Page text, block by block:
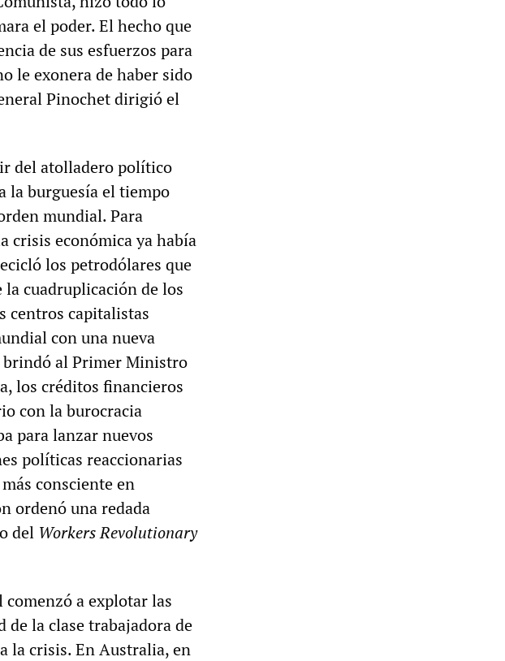
el poder. El hecho que
de sus esfuerzos para
le exonera de haber sido
Pinochet dirigió el
del atolladero político
la burguesía el tiempo
mundial. Para
crisis económica ya había
los petrodólares que
cuadruplicación de los
centros capitalistas
con una nueva
brindó al Primer Ministro
los créditos financieros
con la burocracia
para lanzar nuevos
políticas reaccionarias
consciente en
ordenó una redada
del Workers Revolutionary
a explotar las
de la clase trabajadora de
la crisis. En Australia, en